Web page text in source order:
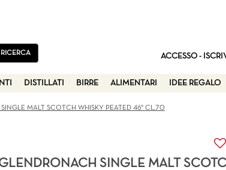
ACCESSO -
DISTILLATI BIRRE ALIMENTARI IDEE REGALO
MALT SCOTCH WHISKY PEATED 46° CL.70
SINGLE MALT